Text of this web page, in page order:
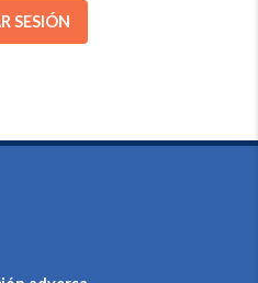
SESIÓN